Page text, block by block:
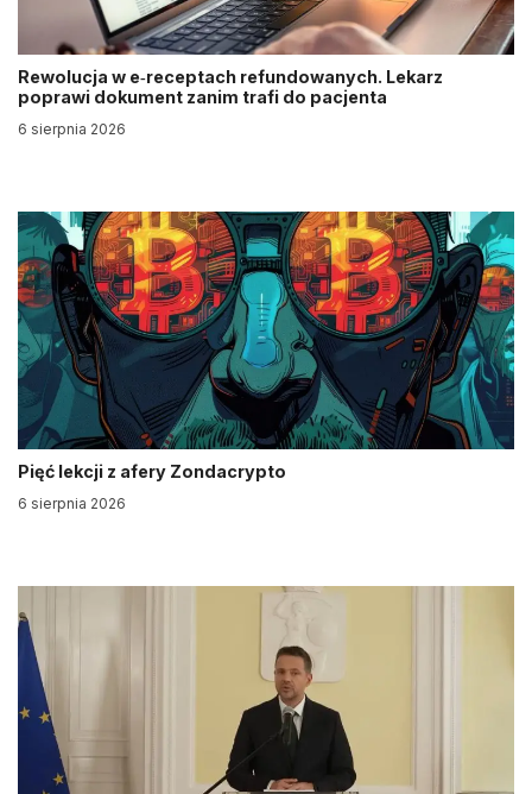
Rewolucja w e‑receptach refundowanych. Lekarz
poprawi dokument zanim trafi do pacjenta
6 sierpnia 2026
Pięć lekcji z afery Zondacrypto
6 sierpnia 2026